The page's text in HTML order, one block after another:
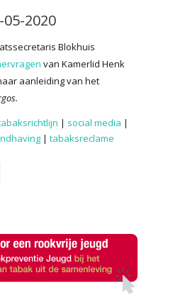
05-2020
Blokhuis
van Kamerlid Henk
aanleiding van het
| social media |
| tabaksreclame